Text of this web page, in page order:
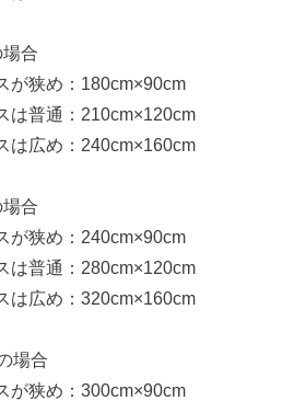
合
が狭め：180cm×90cm
は普通：210cm×120cm
は広め：240cm×160cm
合
が狭め：240cm×90cm
は普通：280cm×120cm
は広め：320cm×160cm
場合
が狭め：300cm×90cm